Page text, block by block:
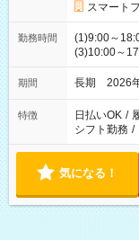
スマート
勤務時間
(1)9:00～
(3)10:00～
期間 長期 2026
特徴 日払いOK /
シフト勤務 /
気になる！